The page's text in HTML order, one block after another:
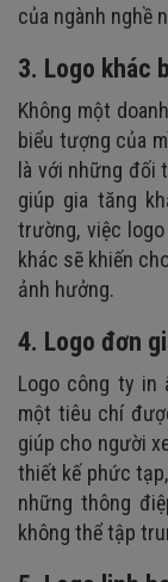
của ngành nghề
3. Logo khác
Không một
biểu tượng của
là với những đối
giúp gia tăng
trường, việc
khác sẽ khiến
ảnh hưởng.
4. Logo đơn
Logo công ty in
một tiêu chí
giúp cho người
thiết kế phức
những thông
không thể tập